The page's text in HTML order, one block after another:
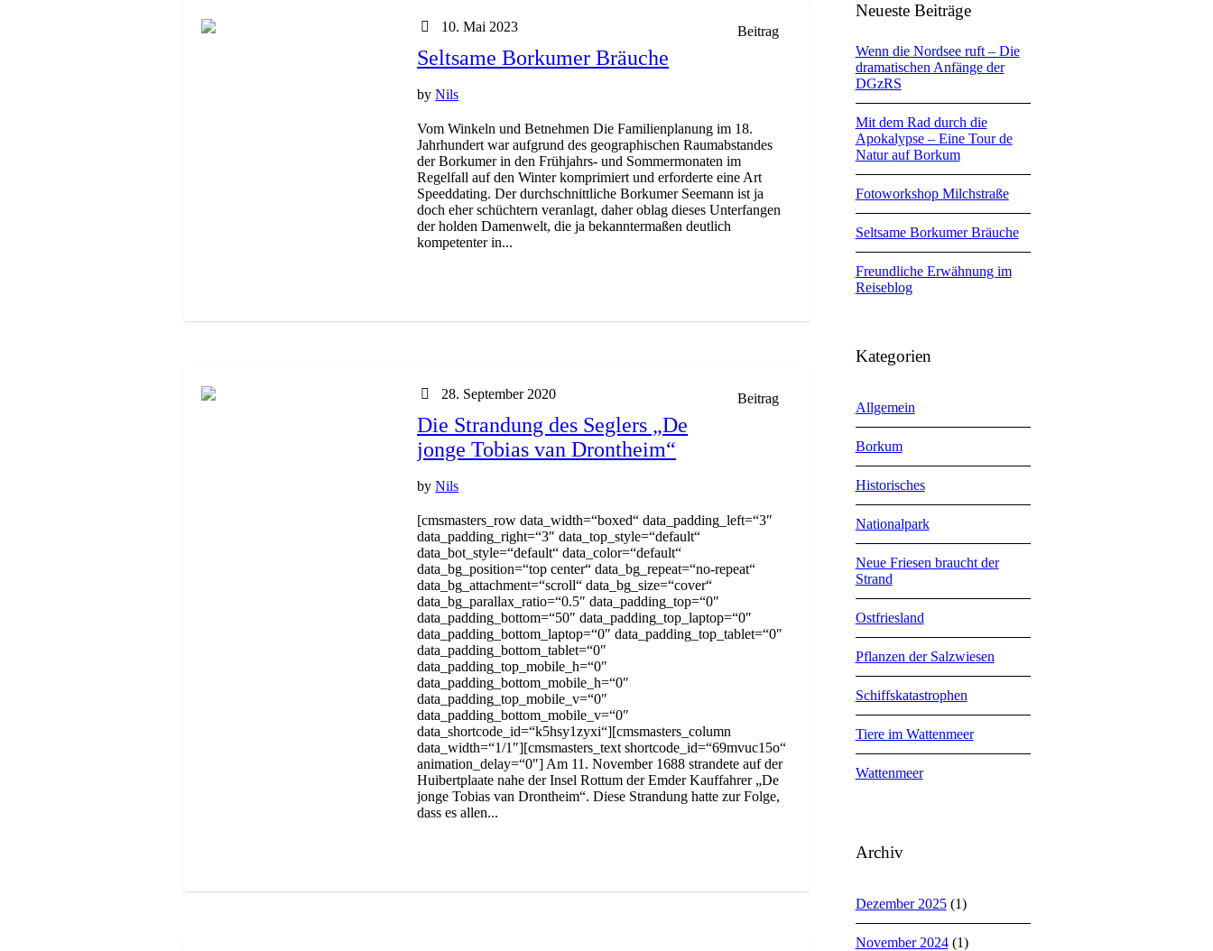
Beitrag
10. Mai 2023
Seltsame Borkumer Bräuche
byNils
Vom Winkeln und Betnehmen Die Familienplanung im 18.
Jahrhundert war aufgrund des geographischen Raumabstandes
der Borkumer in den Frühjahrs- und Sommermonaten im
Regelfall auf den Winter komprimiert und erforderte eine Art
Speeddating. Der durchschnittliche Borkumer Seemann ist ja
doch eher schüchtern veranlagt, daher oblag dieses Unterfangen
der holden Damenwelt, die ja bekanntermaßen deutlich
kompetenter in...
Beitrag
28. September 2020
Die Strandung des Seglers „De
jonge Tobias van Drontheim“
byNils
[cmsmasters_row data_width=“boxed“ data_padding_left=“3″
data_padding_right=“3″ data_top_style=“default“
data_bot_style=“default“ data_color=“default“
data_bg_position=“top center“ data_bg_repeat=“no-repeat“
data_bg_attachment=“scroll“ data_bg_size=“cover“
data_bg_parallax_ratio=“0.5″ data_padding_top=“0″
data_padding_bottom=“50″ data_padding_top_laptop=“0″
data_padding_bottom_laptop=“0″ data_padding_top_tablet=“0″
data_padding_bottom_tablet=“0″
data_padding_top_mobile_h=“0″
data_padding_bottom_mobile_h=“0″
data_padding_top_mobile_v=“0″
data_padding_bottom_mobile_v=“0″
data_shortcode_id=“k5hsy1zyxi“][cmsmasters_column
data_width=“1/1″][cmsmasters_text shortcode_id=“69mvuc15o“
animation_delay=“0″] Am 11. November 1688 strandete auf der
Huibertplaate nahe der Insel Rottum der Emder Kauffahrer „De
jonge Tobias van Drontheim“. Diese Strandung hatte zur Folge,
dass es allen...
Neueste Beiträge
Wenn die Nordsee ruft – Die
dramatischen Anfänge der
DGzRS
Mit dem Rad durch die
Apokalypse – Eine Tour de
Natur auf Borkum
Fotoworkshop Milchstraße
Seltsame Borkumer Bräuche
Freundliche Erwähnung im
Reiseblog
Kategorien
Allgemein
Borkum
Historisches
Nationalpark
Neue Friesen braucht der
Strand
Ostfriesland
Pflanzen der Salzwiesen
Schiffskatastrophen
Tiere im Wattenmeer
Wattenmeer
Archiv
Dezember 2025(1)
November 2024(1)